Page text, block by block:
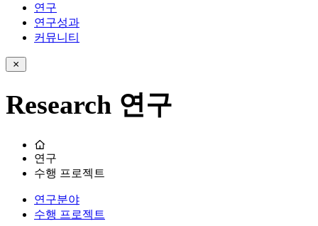
연구
연구성과
커뮤니티
Research 연구
연구
수행 프로젝트
연구분야
수행 프로젝트